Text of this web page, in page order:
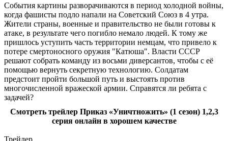
События картины разворачиваются в период холодной войны,
когда фашисты подло напали на Советский Союз в 4 утра.
Жители страны, военные и правительство не были готовы к
атаке, в результате чего погибло немало людей. К тому же
пришлось уступить часть территории немцам, что привело к
потере смертоносного оружия "Катюша". Власти СССР
решают собрать команду из восьми диверсантов, чтобы с её
помощью вернуть секретную технологию. Солдатам
предстоит пройти большой путь и выстоять против
многочисленной вражеской армии. Справятся ли ребята с
задачей?
Смотреть трейлер Приказ «Уничтножить» (1 сезон) 1,2,3
серия онлайн в хорошем качестве
Трейлер